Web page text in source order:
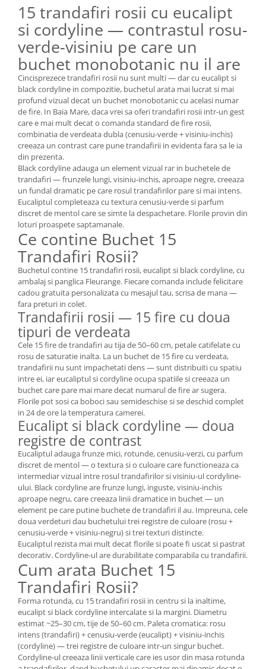
15 trandafiri rosii cu eucalipt
si cordyline — contrastul rosu-
verde-visiniu pe care un
buchet monobotanic nu il are
Cincisprezece trandafiri rosii nu sunt multi — dar cu eucalipt si
black cordyline in compozitie, buchetul arata mai lucrat si mai
profund vizual decat un buchet monobotanic cu acelasi numar
de fire. In Baia Mare, daca vrei sa oferi trandafiri rosii intr-un gest
care e mai mult decat o comanda standard de fire rosii,
combinatia de verdeata dubla (cenusiu-verde + visiniu-inchis)
creeaza un contrast care pune trandafirii in evidenta fara sa le ia
din prezenta.
Black cordyline adauga un element vizual rar in buchetele de
trandafiri — frunzele lungi, visiniu-inchis, aproape negre, creeaza
un fundal dramatic pe care rosul trandafirilor pare si mai intens.
Eucaliptul completeaza cu textura cenusiu-verde si parfum
discret de mentol care se simte la despachetare. Florile provin din
loturi proaspete saptamanale.
Ce contine Buchet 15
Trandafiri Rosii?
Buchetul contine 15 trandafiri rosii, eucalipt si black cordyline, cu
ambalaj si panglica Fleurange. Fiecare comanda include felicitare
cadou gratuita personalizata cu mesajul tau, scrisa de mana —
fara preturi in colet.
Trandafirii rosii — 15 fire cu doua
tipuri de verdeata
Cele 15 fire de trandafiri au tija de 50–60 cm, petale catifelate cu
rosu de saturatie inalta. La un buchet de 15 fire cu verdeata,
trandafirii nu sunt impachetati dens — sunt distribuiti cu spatiu
intre ei, iar eucaliptul si cordyline ocupa spatiile si creeaza un
buchet care pare mai mare decat numarul de fire ar sugera.
Florile pot sosi ca boboci sau semideschise si se deschid complet
in 24 de ore la temperatura camerei.
Eucalipt si black cordyline — doua
registre de contrast
Eucaliptul adauga frunze mici, rotunde, cenusiu-verzi, cu parfum
discret de mentol — o textura si o culoare care functioneaza ca
intermediar vizual intre rosul trandafirilor si visiniu-ul cordyline-
ului. Black cordyline are frunze lungi, inguste, visiniu-inchis
aproape negru, care creeaza linii dramatice in buchet — un
element pe care putine buchete de trandafiri il au. Impreuna, cele
doua verdeturi dau buchetului trei registre de culoare (rosu +
cenusiu-verde + visiniu-negru) si trei texturi distincte.
Eucaliptul rezista mai mult decat florile si poate fi uscat si pastrat
decorativ. Cordyline-ul are durabilitate comparabila cu trandafirii.
Cum arata Buchet 15
Trandafiri Rosii?
Forma rotunda, cu 15 trandafiri rosii in centru si la inaltime,
eucalipt si black cordyline intercalate si la margini. Diametru
estimat ~25–30 cm, tije de 50–60 cm. Paleta cromatica: rosu
intens (trandafiri) + cenusiu-verde (eucalipt) + visiniu-inchis
(cordyline) — trei registre de culoare intr-un singur buchet.
Cordyline-ul creeaza linii verticale care ies usor din masa rotunda